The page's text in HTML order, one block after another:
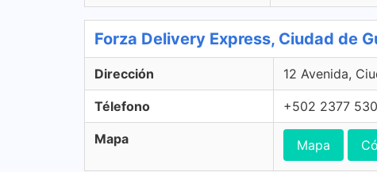
Forza Delivery Express, Ciudad de
Dirección 12 Avenida,
Télefono +502 2377
Mapa Mapa